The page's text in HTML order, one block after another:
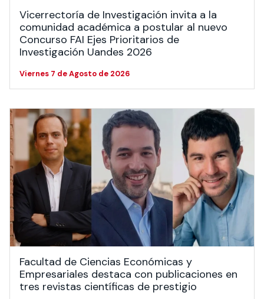
Vicerrectoría de Investigación invita a la
comunidad académica a postular al nuevo
Concurso FAI Ejes Prioritarios de
Investigación Uandes 2026
Viernes 7 de Agosto de 2026
Facultad de Ciencias Económicas y
Empresariales destaca con publicaciones en
tres revistas científicas de prestigio